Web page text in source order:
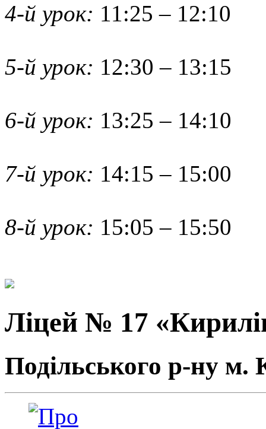
4-й урок: 11:25 – 12:10
5-й урок: 12:30 – 13:15
6-й урок: 13:25 – 14:10
7-й урок: 14:15 – 15:00
8-й урок: 15:05 – 15:50
Ліцей № 17
Подільського р-ну м.